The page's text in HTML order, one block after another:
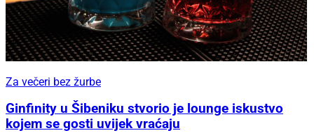
Za večeri bez žurbe
Ginfinity u Šibeniku stvorio je lounge iskustvo
kojem se gosti uvijek vraćaju